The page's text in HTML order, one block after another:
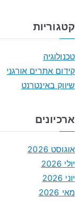
קטגוריות
טכנולוגיה
קידום אתרים אורגני
שיווק באינטרנט
ארכיונים
אוגוסט 2026
יולי 2026
יוני 2026
מאי 2026